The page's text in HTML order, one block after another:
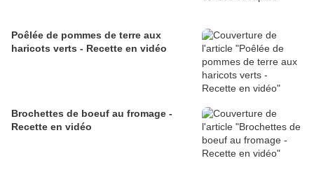
Poêlée de pommes de terre aux
haricots verts - Recette en vidéo
Brochettes de boeuf au fromage -
Recette en vidéo